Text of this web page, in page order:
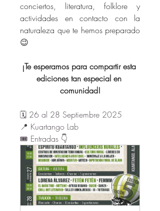
conciertos, literatura, folklore y
actividades en contacto con la
naturaleza que te hemos preparado
😉
¡Te esperamos para compartir esta
ediciones tan especial en
comunidad!
🗓️ 26 al 28 Septiembre 2025
📍 Kuartango Lab
🎟️ Entradas 👇